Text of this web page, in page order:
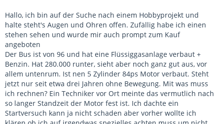
Hallo, ich bin auf der Suche nach einem Hobbyprojekt und
halte steht's Augen und Ohren offen. Zufällig habe ich einen
stehen sehen und wurde mir auch prompt zum Kauf
angeboten
Der Bus ist von 96 und hat eine Flüssiggasanlage verbaut +
Benzin. Hat 280.000 runter, sieht aber noch ganz gut aus, vor
allem untenrum. Ist nen 5 Zylinder 84ps Motor verbaut. Steht
jetzt nur seit etwa drei Jahren ohne Bewegung. Mit was muss
ich rechnen? Ein Techniker vor Ort meinte das vermutlich nach
so langer Standzeit der Motor fest ist. Ich dachte ein
Startversuch kann ja nicht schaden aber vorher wollte ich